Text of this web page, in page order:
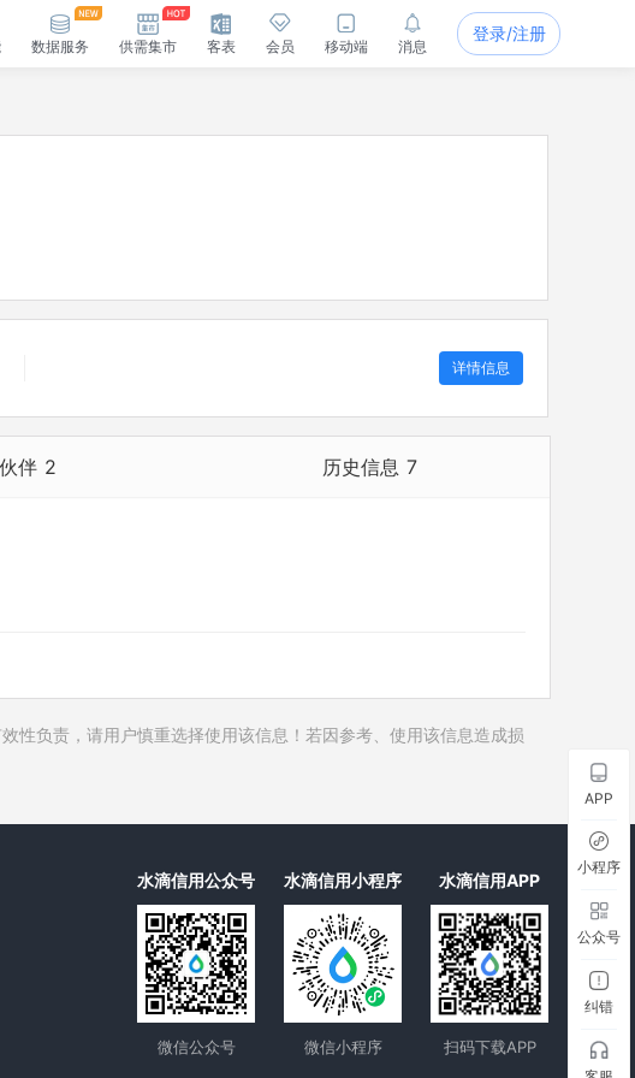
数据服务 供需集市 客表 会员 移动端 消息
登录/注册
详情信息
伴 2 历史信息 7
历史被执行人
历史司法协助
性负责，请用户慎重选择使用该信息！若因参考、使用该信息造成损
水滴信用公众号
微信公众号
水滴信用小程序
微信小程序
水滴信用APP
扫码下载APP
APP
小程序
公众号
纠错